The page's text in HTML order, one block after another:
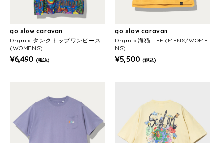
go slow caravan
Drymix タンクトップワンピース
(WOMENS)
¥6,490 (税込)
go slow caravan
Drymix 海猫 TEE (MENS/WOME
NS)
¥5,500 (税込)